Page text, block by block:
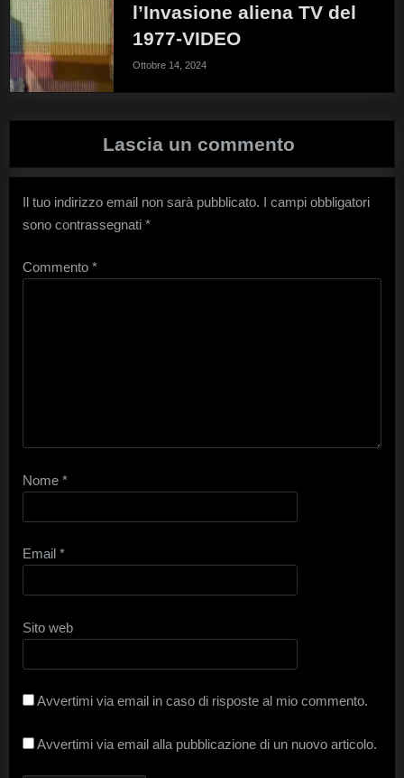
l’Invasione aliena TV del
1977-VIDEO
Ottobre 14, 2024
Lascia un commento
Il tuo indirizzo email non sarà pubblicato. I campi obbligatori
sono contrassegnati *
Commento *
Nome *
Email *
Sito web
Avvertimi via email in caso di risposte al mio commento.
Avvertimi via email alla pubblicazione di un nuovo articolo.